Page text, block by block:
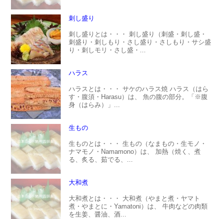
刺し盛り
刺し盛りとは・・・ 刺し盛り（刺盛・刺し盛・
刺盛り・刺しもり・さし盛り・さしもり・サシ盛
り・刺しモリ・さし盛・...
ハラス
ハラスとは・・・ サケのハラス焼 ハラス（はら
す・腹須・Harasu）は、 魚の腹の部分。「※腹
身（はらみ）」...
生もの
生ものとは・・・ 生もの（なまもの・生モノ・
ナマモノ・Namamono）は、 加熱（焼く、煮
る、炙る、茹でる、...
大和煮
大和煮とは・・・ 大和煮（やまと煮・ヤマト
煮・やまとに・Yamatoni）は、 牛肉などの肉類
を生姜、醤油、酒...